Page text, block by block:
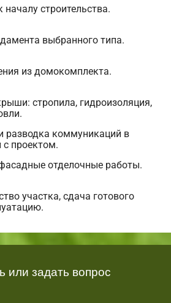
началу строительства.
выбранного типа.
из домокомплекта.
стропила, гидроизоляция,
разводка коммуникаций в
с проектом.
отделочные работы.
участка, сдача готового
или задать вопрос